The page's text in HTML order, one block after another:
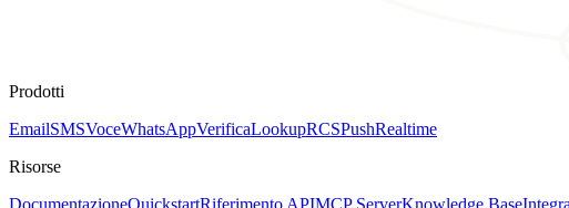
Prodotti
EmailSMSVoceWhatsAppVerificaLookupRCSPushRealtime
Risorse
DocumentazioneQuickstartRiferimento APIMCP ServerKnowledge Base